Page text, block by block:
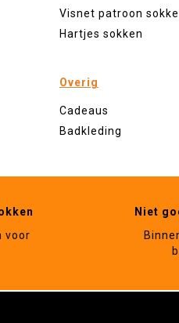
Visnet patroon
Hartjes sokken
Overig
Cadeaus
Badkleding
voor
Niet